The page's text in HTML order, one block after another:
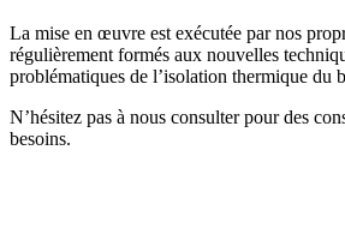
La mise en œuvre est exécutée par nos
régulièrement formés aux nouvelles
problématiques de l’isolation thermique du
N’hésitez pas à nous consulter pour des
besoins.